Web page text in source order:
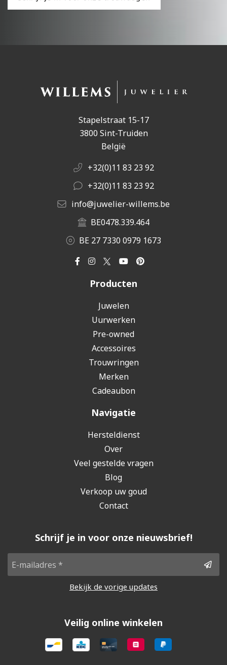
Stapelstraat 15-17
3800 Sint-Truiden
België
+32(0)11 83 23 92
+32(0)11 83 23 92
info@juwelier-willems.be
BE0478.339.464
BE 27 7330 0979 1673
Producten
Juwelen
Uurwerken
Pre-owned
Accessoires
Trouwringen
Merken
Cadeaubon
Navigatie
Hersteldienst
Over
Veel gestelde vragen
Blog
Verkoop uw goud
Contact
Schrijf je in voor onze nieuwsbrief!
Bekijk de vorige updates
Veilig online winkelen